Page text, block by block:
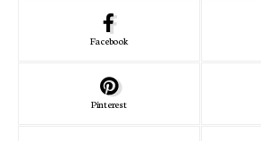
Facebook
Pinterest